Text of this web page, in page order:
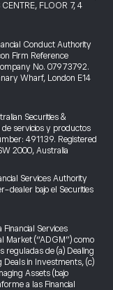
FLOOR 7, 4
Conduct Authority
Firm Reference
No. 07973792.
Wharf, London E14
Securities &
de servicios y productos
491139. Registered
2000, Australia
Services Authority
dealer bajo el Securities
Financial Services
Market (“ADGM”) como
reguladas de (a) Dealing
Deals in Investments, (c)
Assets (bajo
a las Financial